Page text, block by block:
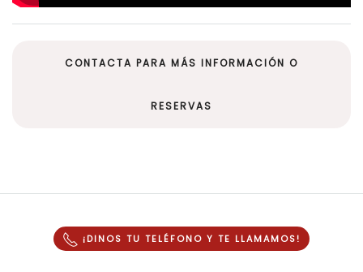
CONTACTA PARA MÁS INFORMACIÓN O
RESERVAS
¡DINOS TU TELÉFONO Y TE LLAMAMOS!